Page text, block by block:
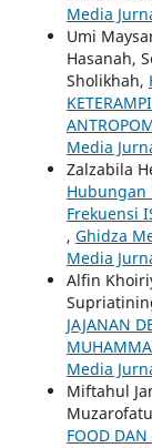
Media
Umi
Hasanah,
Sholikhah,
Media
Zalzabila
Hubungan
Frekuensi
, Ghidza
Media
Alfin
JAJANAN
Media
Miftahul
FOOD